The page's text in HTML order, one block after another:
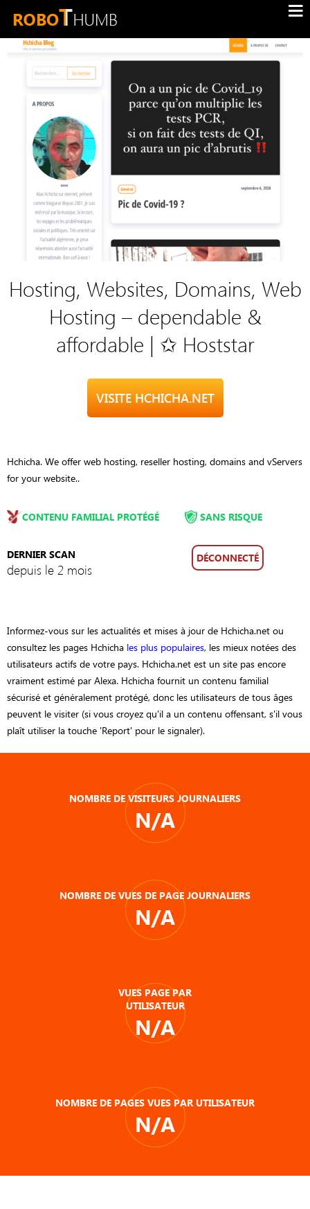
Hosting, Websites, Domains, Web
Hosting – dependable &
affordable | ✩ Hoststar
VISITE HCHICHA.NET
Hchicha. We offer web hosting, reseller hosting, domains and vServers
for your website..
CONTENU FAMILIAL PROTÉGÉ
DERNIER SCAN
depuis le 2 mois
SANS RISQUE
DÉCONNECTÉ
Informez-vous sur les actualités et mises à jour de Hchicha.net ou
consultez les pages Hchicha les plus populaires, les mieux notées des
utilisateurs actifs de votre pays. Hchicha.net est un site pas encore
vraiment estimé par Alexa. Hchicha fournit un contenu familial
sécurisé et généralement protégé, donc les utilisateurs de tous âges
peuvent le visiter (si vous croyez qu'il a un contenu offensant, s'il vous
plaît utiliser la touche 'Report' pour le signaler).
NOMBRE DE VISITEURS JOURNALIERS
N/A
NOMBRE DE VUES DE PAGE JOURNALIERS
N/A
VUES PAGE PAR
UTILISATEUR
N/A
NOMBRE DE PAGES VUES PAR UTILISATEUR
N/A